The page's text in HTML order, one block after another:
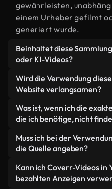
gewährleisten,
einem Urheber gefilmt
generiert wurde.
Beinhaltet diese
oder KI-Videos?
Beides. Es handelt sich
aus realen, von
generierten Videos.
beschriftet, sodass Sie
verwenden.
Wird die Verwendung
Website verlangsamen?
Nicht, wenn Sie unsere
wählen. Wir bieten
wurden – so bleibt die
gleichzeitig die
Kennzahlen wie LCP
Was ist, wenn ich die
die ich benötige, nicht
Mit Coverr AI Studio
Handumdrehen ein
Sonnenuntergang" – und
innerhalb von Sekunden
Muss ich bei der
die Quelle angeben?
Eine Namensnennung
Videos in unserer
Kann ich Coverr-Videos in
bezahlten Anzeigen